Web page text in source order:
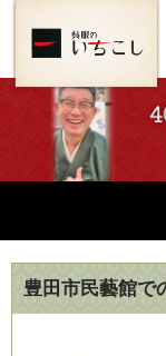
豊田市民藝館で